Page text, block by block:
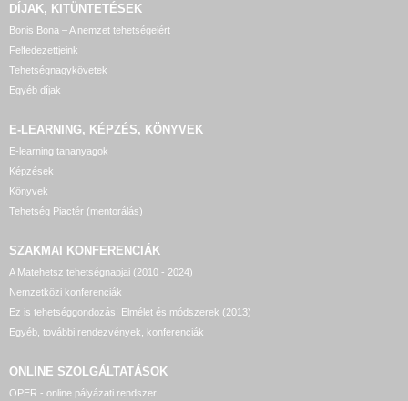
DÍJAK, KITÜNTETÉSEK
Bonis Bona – A nemzet tehetségeiért
Felfedezettjeink
Tehetségnagykövetek
Egyéb díjak
E-LEARNING, KÉPZÉS, KÖNYVEK
E-learning tananyagok
Képzések
Könyvek
Tehetség Piactér (mentorálás)
SZAKMAI KONFERENCIÁK
A Matehetsz tehetségnapjai (2010 - 2024)
Nemzetközi konferenciák
Ez is tehetséggondozás! Elmélet és módszerek (2013)
Egyéb, további rendezvények, konferenciák
ONLINE SZOLGÁLTATÁSOK
OPER - online pályázati rendszer